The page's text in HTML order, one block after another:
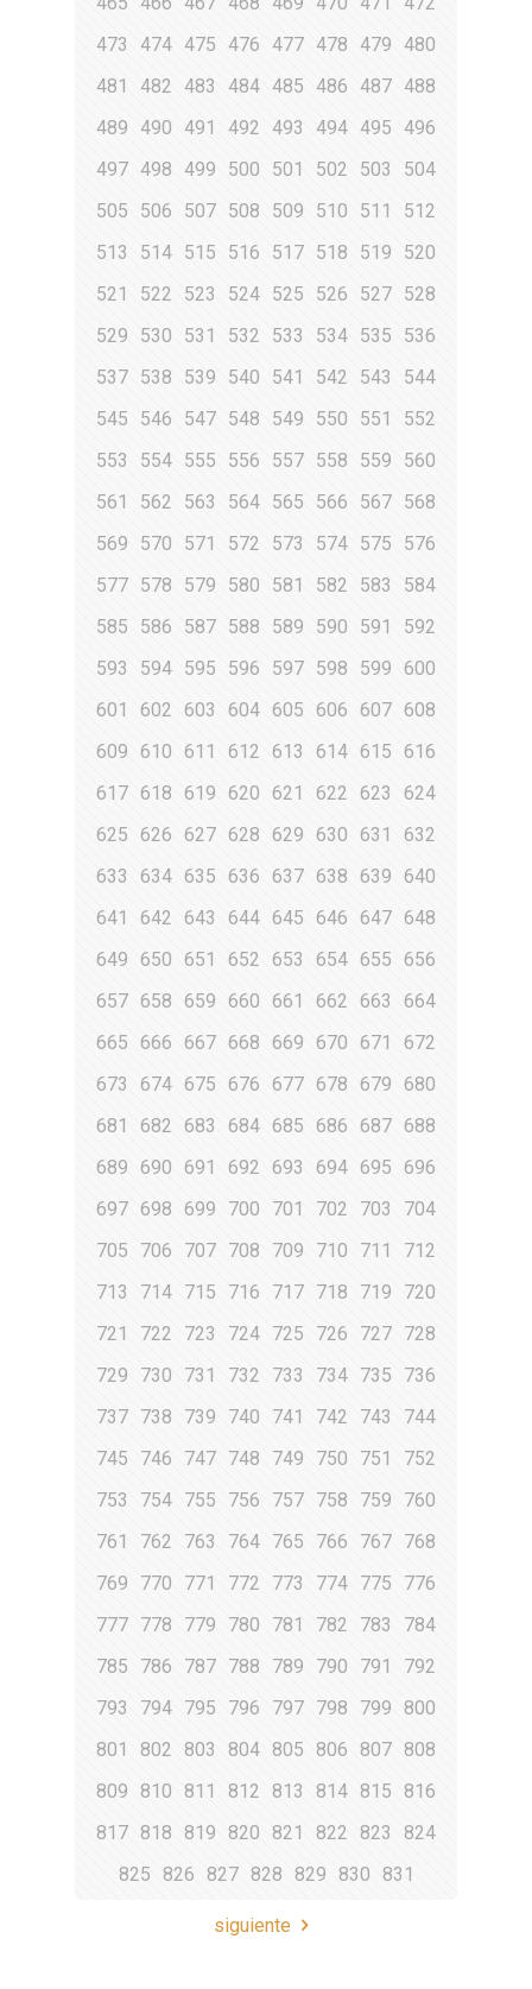
473
474 475 476 477 478 479
480
481
482 483 484 485 486 487 488
489
490 491 492 493 494 495
496
497 498 499 500 501 502 503
504
505
506 507 508 509 510 511
512
513
514 515 516 517 518 519
520
521
522 523 524 525 526 527 528
529
530 531 532 533 534 535
536
537 538 539 540 541 542 543
544
545
546 547 548 549 550 551
552
553
554 555 556 557 558 559
560
561
562 563 564 565 566 567 568
569
570 571 572 573 574 575
576
577 578 579 580 581 582 583
584
585
586 587 588 589 590 591
592
593
594 595 596 597 598 599
600
601
602 603 604 605 606 607 608
609
610 611 612 613 614 615
616
617 618 619 620 621 622 623
624
625
626 627 628 629 630 631
632
633
634 635 636 637 638 639 640
641
642 643 644 645 646 647 648
649
650 651 652 653 654 655 656
657 658 659 660 661 662 663
664
665
666 667 668 669 670 671
672
673
674 675 676 677 678 679
680
681
682 683 684 685 686 687 688
689
690 691 692 693 694 695
696
697 698 699 700 701 702 703
704
705
706 707 708 709 710 711
712
713
714 715 716 717 718 719
720
721
722 723 724 725 726 727 728
729
730 731 732 733 734 735
736
737 738 739 740 741 742 743
744
745
746 747 748 749 750 751
752
753
754 755 756 757 758 759
760
761
762 763 764 765 766 767 768
769
770 771 772 773 774 775
776
777 778 779 780 781 782 783
784
785
786 787 788 789 790 791
792
793
794 795 796 797 798 799
800
801
802 803 804 805 806 807 808
809
810 811 812 813 814 815
816
817 818 819 820 821 822 823
824
825
826 827 828 829 830 831
siguiente